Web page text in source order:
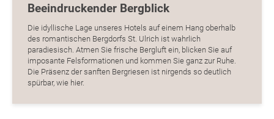
Beeindruckender Bergblick
Die idyllische Lage unseres Hotels auf einem Hang oberhalb
des romantischen Bergdorfs St. Ulrich ist wahrlich
paradiesisch. Atmen Sie frische Bergluft ein, blicken Sie auf
imposante Felsformationen und kommen Sie ganz zur Ruhe.
Die Präsenz der sanften Bergriesen ist nirgends so deutlich
spürbar, wie hier.